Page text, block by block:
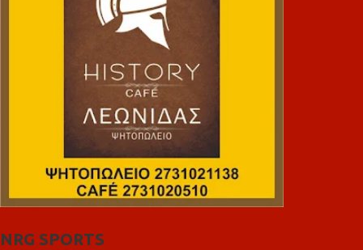
NRG SPORTS